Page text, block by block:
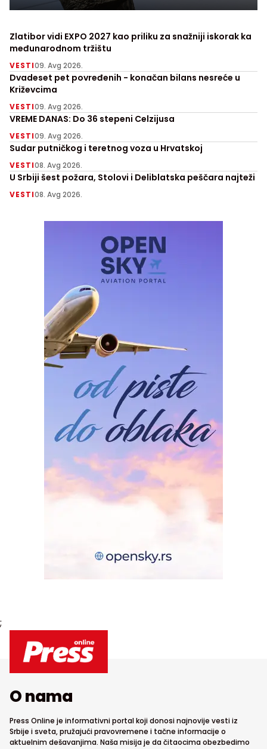
Zlatibor vidi EXPO 2027 kao priliku za snažniji iskorak ka
međunarodnom tržištu
VESTI09. Avg 2026.
Dvadeset pet povređenih - konačan bilans nesreće u
Križevcima
VESTI09. Avg 2026.
VREME DANAS: Do 36 stepeni Celzijusa
VESTI09. Avg 2026.
Sudar putničkog i teretnog voza u Hrvatskoj
VESTI08. Avg 2026.
U Srbiji šest požara, Stolovi i Deliblatska peščara najteži
VESTI08. Avg 2026.
;
O nama
Press Online je informativni portal koji donosi najnovije vesti iz
Srbije i sveta, pružajući pravovremene i tačne informacije o
aktuelnim dešavanjima. Naša misija je da čitaocima obezbedimo